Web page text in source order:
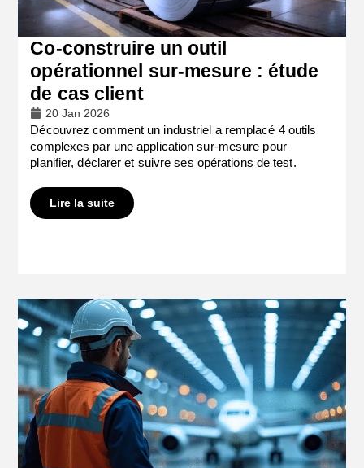
Co-construire un outil
opérationnel sur-mesure : étude
de cas client
20 Jan 2026
Découvrez comment un industriel a remplacé 4 outils
complexes par une application sur-mesure pour
planifier, déclarer et suivre ses opérations de test.
Lire la suite